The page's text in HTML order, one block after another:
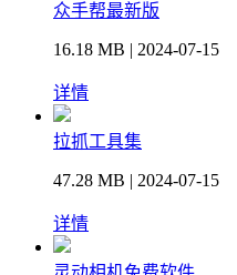
众手帮最新版
16.18 MB | 2024-07-15
详情
拉抓工具集
47.28 MB | 2024-07-15
详情